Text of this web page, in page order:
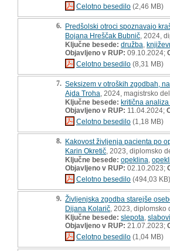
Celotno besedilo (2,46 MB)
6. Predšolski otroci spoznavajo
Bojana Hreščak Bubnič , 2024,
Ključne besede: družba
Objavljeno v RUP: 09.10.2024;
Celotno besedilo (8,31 MB)
7. Seksizem v otroških zgodbah,
Ajda Troha , 2024, magistrsko
Ključne besede: kritična
Objavljeno v RUP: 11.04.2024;
Celotno besedilo (1,18 MB)
8. Kakovost življenja pacienta po
Karin Okretič , 2023, diplomsko
Ključne besede: opeklina
Objavljeno v RUP: 02.10.2023;
Celotno besedilo (494,03 KB)
9. Življenjska zgodba starejše
Dijana Kolarič , 2023, diplomsko
Ključne besede: slepota
Objavljeno v RUP: 21.07.2023;
Celotno besedilo (1,04 MB)